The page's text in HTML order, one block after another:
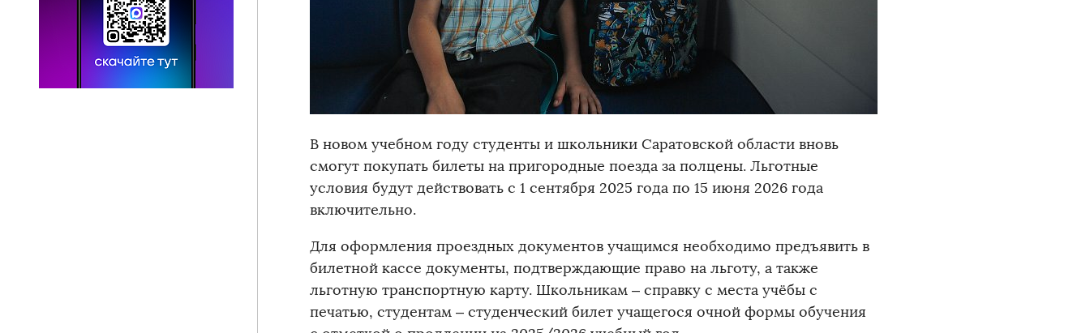
В новом учебном году студенты и школьники Саратовской области вновь
смогут покупать билеты на пригородные поезда за полцены. Льготные
условия будут действовать с 1 сентября 2025 года по 15 июня 2026 года
включительно.
Для оформления проездных документов учащимся необходимо предъявить в
билетной кассе документы, подтверждающие право на льготу, а также
льготную транспортную карту. Школьникам – справку с места учёбы с
печатью, студентам – студенческий билет учащегося очной формы обучения